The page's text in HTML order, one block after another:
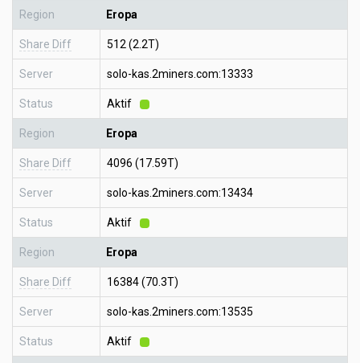
Region Eropa
Share Diff 512 (2.2T)
Server solo-kas.2miners.com:13333
Status Aktif
Region Eropa
Share Diff 4096 (17.59T)
Server solo-kas.2miners.com:13434
Status Aktif
Region Eropa
Share Diff 16384 (70.3T)
Server solo-kas.2miners.com:13535
Status Aktif